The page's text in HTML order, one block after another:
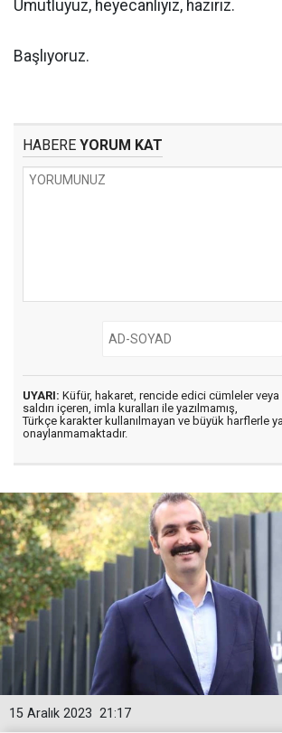
Umutluyuz, heyecanlıyız, hazırız.
Başlıyoruz.
HABERE YORUM KAT
UYARI: Küfür, hakaret, rencide edici cümleler veya
saldırı içeren, imla kuralları ile yazılmamış,
Türkçe karakter kullanılmayan ve büyük harflerle
onaylanmamaktadır.
21:17
15 Aralık 2023